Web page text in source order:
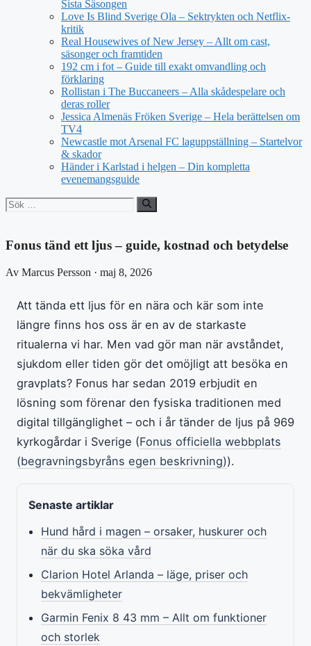
Sista Säsongen
Love Is Blind Sverige Ola – Sektrykten och Netflix-
kritik
Real Housewives of New Jersey – Allt om cast,
säsonger och framtiden
192 cm i fot – Guide till exakt omvandling och
förklaring
Rollistan i The Buccaneers – Alla skådespelare och
deras roller
Jessica Almenäs Fröken Sverige – Hela berättelsen om
TV4
Newcastle mot Arsenal FC laguppställning – Startelvor
& skador
Händer i Karlstad i helgen – Din kompletta
evenemangsguide
Sök
efter:
Fonus tänd ett ljus – guide, kostnad och betydelse
Av Marcus Persson · maj 8, 2026
Att tända ett ljus för en nära och kär som inte
längre finns hos oss är en av de starkaste
ritualerna vi har. Men vad gör man när avståndet,
sjukdom eller tiden gör det omöjligt att besöka en
gravplats? Fonus har sedan 2019 erbjudit en
lösning som förenar den fysiska traditionen med
digital tillgänglighet – och i år tänder de ljus på 969
kyrkogårdar i Sverige (Fonus officiella webbplats
(begravningsbyråns egen beskrivning)).
Senaste artiklar
Hund hård i magen – orsaker, huskurer och
när du ska söka vård
Clarion Hotel Arlanda – läge, priser och
bekvämligheter
Garmin Fenix 8 43 mm – Allt om funktioner
och storlek